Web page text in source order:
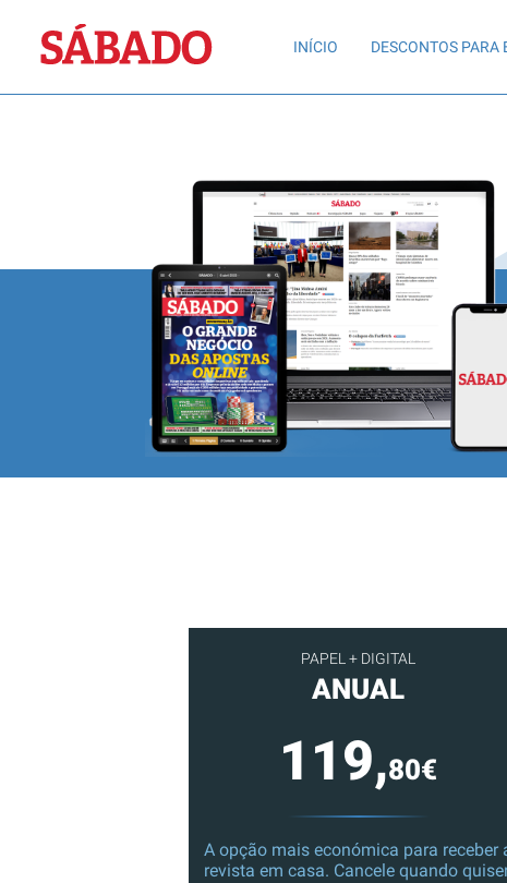
Sábado
INÍCIO DESCONTOS PARA
PAPEL + DIGITAL
ANUAL
119,80€
A opção mais económica para receber
revista em casa. Cancele quando